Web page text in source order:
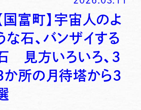
【国富町】宇宙人のよ
な石、バンザイする
見方いろいろ、3
か所の月待塔から3